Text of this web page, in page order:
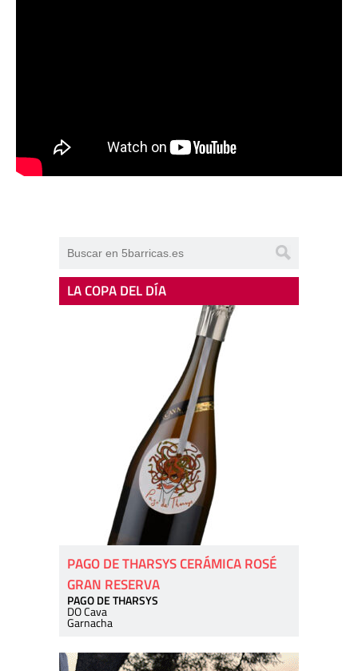
LA COPA DEL DÍA
PAGO DE THARSYS CERÁMICA ROSÉ
GRAN RESERVA
PAGO DE THARSYS
DO Cava
Garnacha